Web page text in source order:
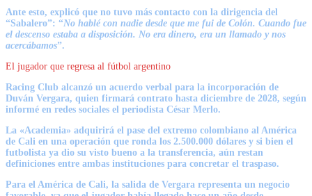
Ante esto, explicó que no tuvo más contacto con la dirigencia del
“Sabalero”: “No hablé con nadie desde que me fui de Colón. Cuando fue
el descenso estaba a disposición. No era dinero, era un llamado y nos
acercábamos”.
El jugador que regresa al fútbol argentino
Racing Club alcanzó un acuerdo verbal para la incorporación de
Duván Vergara, quien firmará contrato hasta diciembre de 2028, según
informé en redes sociales el periodista César Merlo.
La «Academia» adquirirá el pase del extremo colombiano al América
de Cali en una operación que ronda los 2.500.000 dólares y si bien el
futbolista ya dio su visto bueno a la transferencia, aún restan
definiciones entre ambas instituciones para concretar el traspaso.
Para el América de Cali, la salida de Vergara representa un negocio